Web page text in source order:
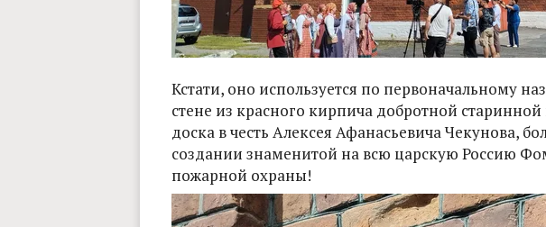
Кстати, оно используется по первоначальному
стене из красного кирпича добротной
доска в честь Алексея Афанасьевича Чекунова,
создании знаменитой на всю царскую Россию
пожарной охраны!